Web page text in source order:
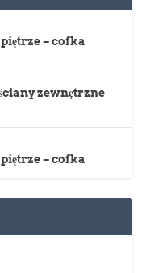
– cofka
zewnętrzne
– cofka